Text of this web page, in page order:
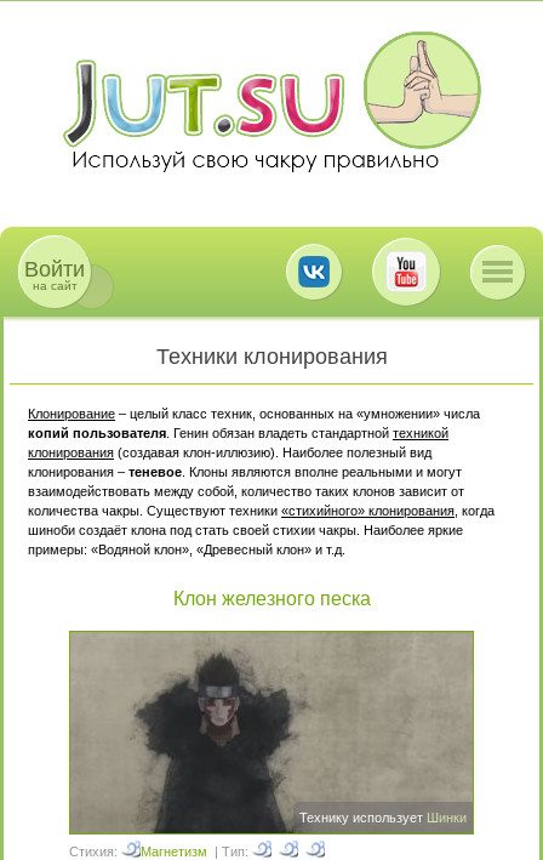
Войти
на сайт
Техники клонирования
Клонирование – целый класс техник, основанных на «умножении» числа
копий пользователя . Генин обязан владеть стандартной техникой
клонирования (создавая клон-иллюзию). Наиболее полезный вид
клонирования – теневое . Клоны являются вполне реальными и могут
взаимодействовать между собой, количество таких клонов зависит от
количества чакры. Существуют техники «стихийного» клонирования , когда
шиноби создаёт клона под стать своей стихии чакры. Наиболее яркие
примеры: «Водяной клон», «Древесный клон» и т.д.
Клон железного песка
Технику использует Шинки
Стихия: Магнетизм | Тип: